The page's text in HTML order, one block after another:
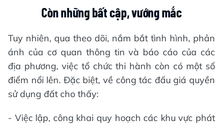
Còn những bất cập, vướng mắc
Tuy nhiên, qua theo dõi, nắm bắt tình hình, phản
ánh của cơ quan thông tin và báo cáo của các
địa phương, việc tổ chức thi hành còn có một số
điểm nổi lên. Đặc biệt, về công tác đấu giá quyền
sử dụng đất cho thấy:
- Việc lập, công khai quy hoạch các khu vực phát